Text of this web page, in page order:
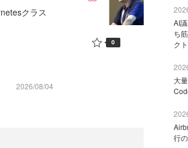
クラス
2026/08/04
0
AI
ち
ク
大
行